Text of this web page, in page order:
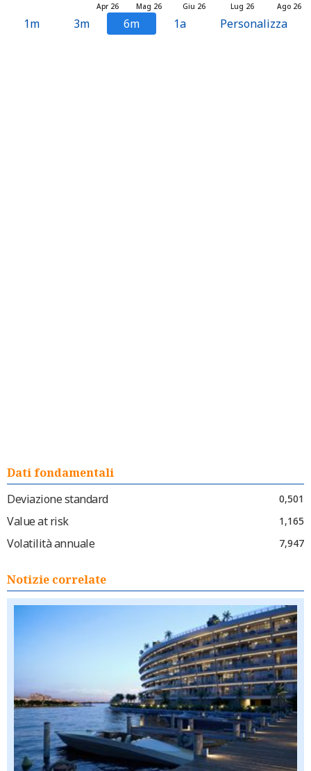
Mag 26 Lug 26
Apr 26 Giu 26 Ago 26
1m 3m 6m 1a Personalizza
Dati fondamentali
Deviazione standard
0,501
Value at risk 1,165
Volatilità annuale 7,947
Notizie correlate